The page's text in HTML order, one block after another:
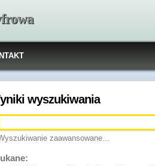
wyszukiwania
zaawansowane...